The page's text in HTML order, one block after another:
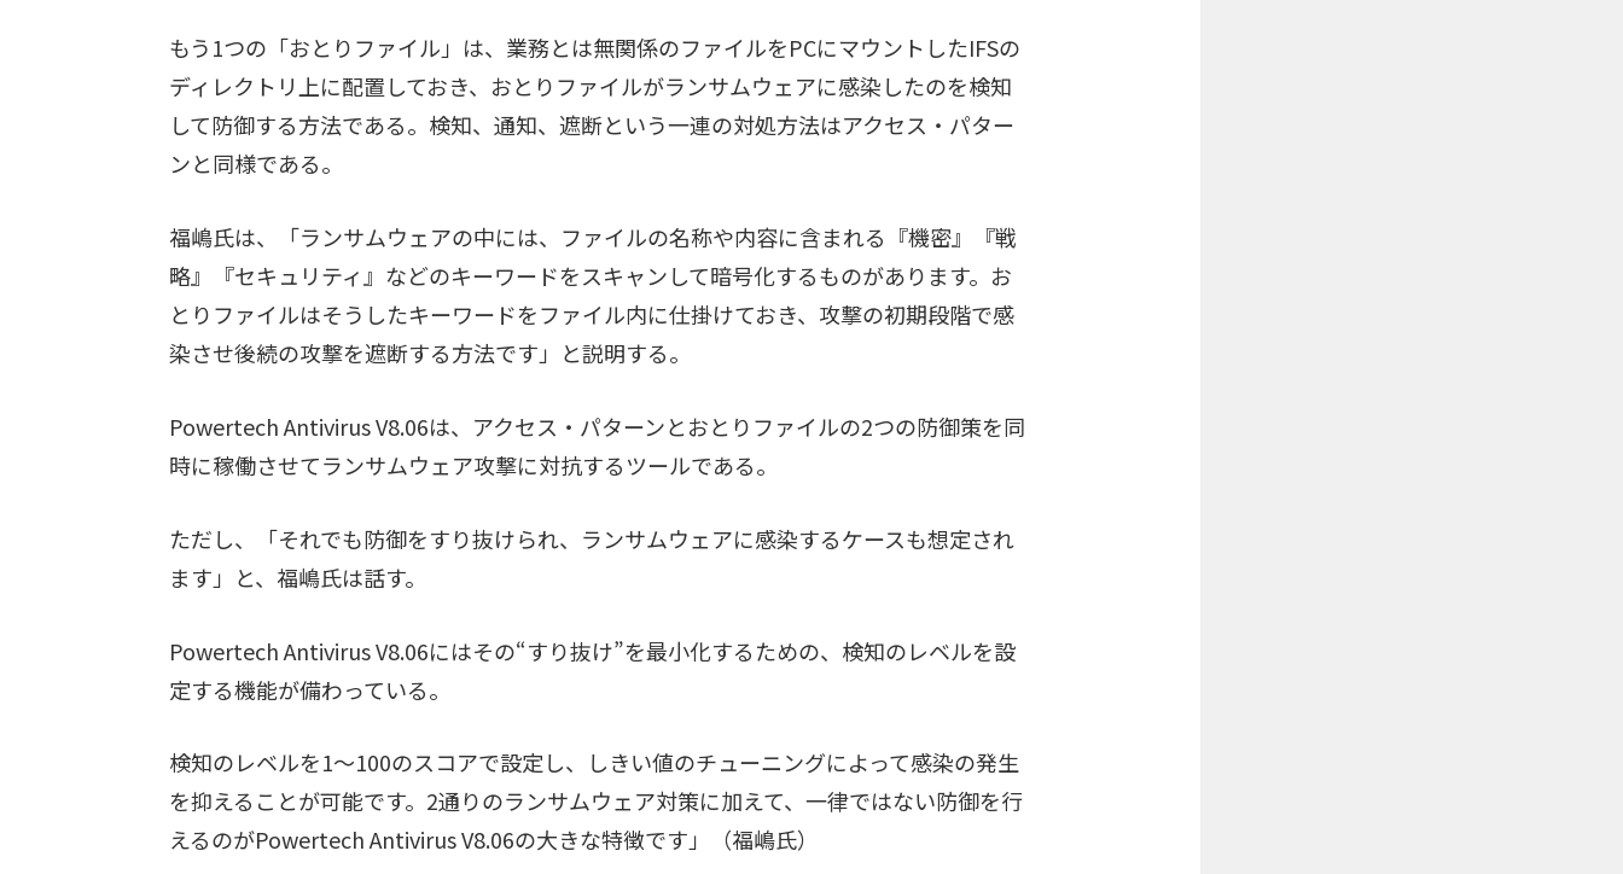
もう1つの「おとりファイル」は、業務とは無関係のファイルをPCにマウントしたIFSの
ディレクトリ上に配置しておき、おとりファイルがランサムウェアに感染したのを検知
して防御する方法である。検知、通知、遮断という一連の対処方法はアクセス・パター
ンと同様である。
福嶋氏は、「ランサムウェアの中には、ファイルの名称や内容に含まれる『機密』『戦
略』『セキュリティ』などのキーワードをスキャンして暗号化するものがあります。お
とりファイルはそうしたキーワードをファイル内に仕掛けておき、攻撃の初期段階で感
染させ後続の攻撃を遮断する方法です」と説明する。
Powertech Antivirus V8.06は、アクセス・パターンとおとりファイルの2つの防御策を同
時に稼働させてランサムウェア攻撃に対抗するツールである。
ただし、「それでも防御をすり抜けられ、ランサムウェアに感染するケースも想定され
ます」と、福嶋氏は話す。
Powertech Antivirus V8.06にはその“すり抜け”を最小化するための、検知のレベルを設
定する機能が備わっている。
検知のレベルを1〜100のスコアで設定し、しきい値のチューニングによって感染の発生
を抑えることが可能です。2通りのランサムウェア対策に加えて、一律ではない防御を行
えるのがPowertech Antivirus V8.06の大きな特徴です」（福嶋氏）